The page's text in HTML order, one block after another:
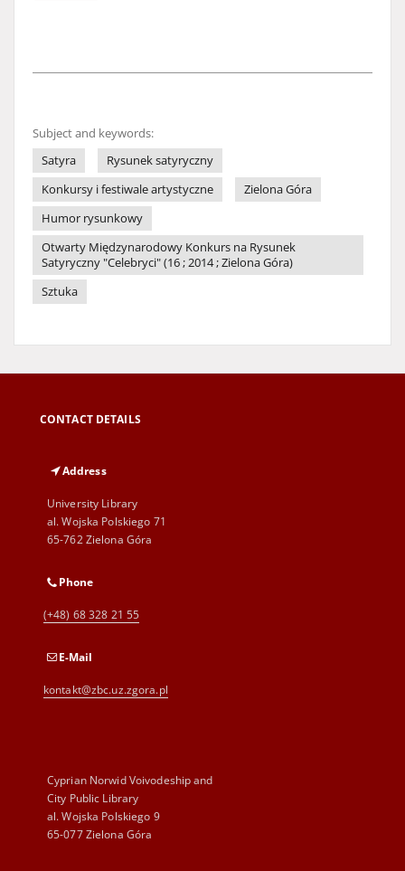
Subject and keywords:
Satyra
Rysunek satyryczny
Konkursy i festiwale artystyczne
Zielona Góra
Humor rysunkowy
Otwarty Międzynarodowy Konkurs na Rysunek
Satyryczny "Celebryci" (16 ; 2014 ; Zielona Góra)
Sztuka
CONTACT DETAILS
Address
University Library
al. Wojska Polskiego 71
65-762 Zielona Góra
Phone
(+48) 68 328 21 55
E-Mail
kontakt@zbc.uz.zgora.pl
Cyprian Norwid Voivodeship and
City Public Library
al. Wojska Polskiego 9
65-077 Zielona Góra